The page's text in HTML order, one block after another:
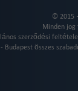
© 2015
Minden jog
szerződési
Budapest összes